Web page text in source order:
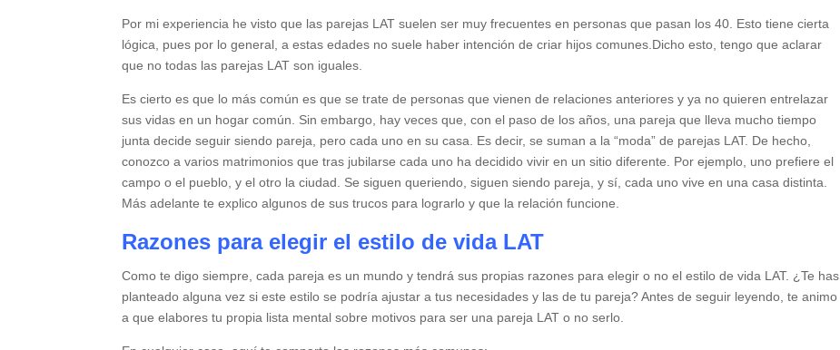
Por mi experiencia he visto que las parejas LAT suelen ser muy frecuentes en personas que pasan los 40. Esto tiene cierta
lógica, pues por lo general, a estas edades no suele haber intención de criar hijos comunes.Dicho esto, tengo que aclarar
que no todas las parejas LAT son iguales.
Es cierto es que lo más común es que se trate de personas que vienen de relaciones anteriores y ya no quieren entrelazar
sus vidas en un hogar común. Sin embargo, hay veces que, con el paso de los años, una pareja que lleva mucho tiempo
junta decide seguir siendo pareja, pero cada uno en su casa. Es decir, se suman a la “moda” de parejas LAT. De hecho,
conozco a varios matrimonios que tras jubilarse cada uno ha decidido vivir en un sitio diferente. Por ejemplo, uno prefiere el
campo o el pueblo, y el otro la ciudad. Se siguen queriendo, siguen siendo pareja, y sí, cada uno vive en una casa distinta.
Más adelante te explico algunos de sus trucos para lograrlo y que la relación funcione.
Razones para elegir el estilo de vida LAT
Como te digo siempre, cada pareja es un mundo y tendrá sus propias razones para elegir o no el estilo de vida LAT. ¿Te has
planteado alguna vez si este estilo se podría ajustar a tus necesidades y las de tu pareja? Antes de seguir leyendo, te animo
a que elabores tu propia lista mental sobre motivos para ser una pareja LAT o no serlo.